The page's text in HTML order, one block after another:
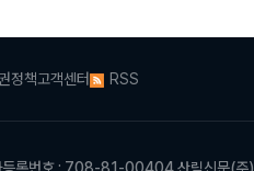
정책고객센터 RSS